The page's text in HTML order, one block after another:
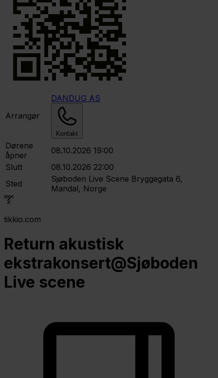
Arrangør
DANDUG AS
Kontakt
Dørene
åpner
08.10.2026 19:00
Slutt
08.10.2026 22:00
Sted
Sjøboden Live Scene Bryggegata 6,
Mandal, Norge
tikkio.com
Return akustisk
ekstrakonsert@Sjøboden
Live scene